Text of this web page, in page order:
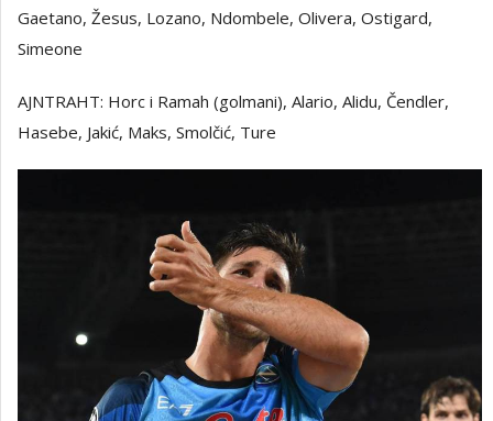
Gaetano, Žesus, Lozano, Ndombele, Olivera, Ostigard,
Simeone
AJNTRAHT: Horc i Ramah (golmani), Alario, Alidu, Čendler,
Hasebe, Jakić, Maks, Smolčić, Ture